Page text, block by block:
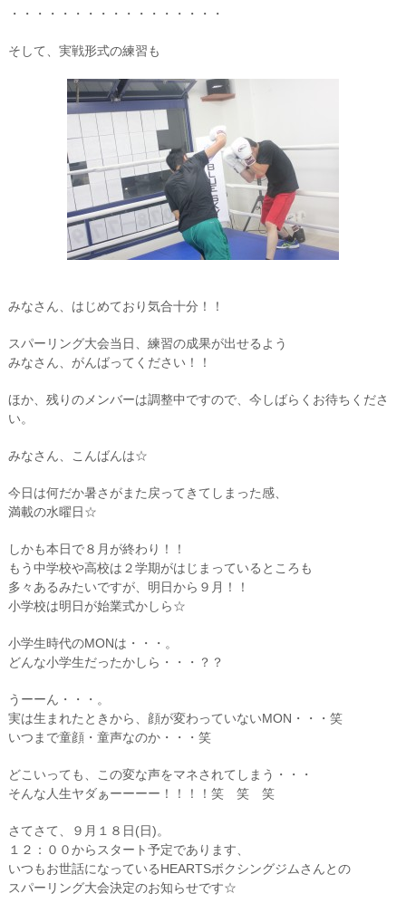
・・・・・・・・・・・・・・・・・
そして、実戦形式の練習も
みなさん、はじめており気合十分！！
スパーリング大会当日、練習の成果が出せるよう
みなさん、がんばってください！！
ほか、残りのメンバーは調整中ですので、今しばらくお待ちくださ
い。
みなさん、こんばんは☆
今日は何だか暑さがまた戻ってきてしまった感、
満載の水曜日☆
しかも本日で８月が終わり！！
もう中学校や高校は２学期がはじまっているところも
多々あるみたいですが、明日から９月！！
小学校は明日が始業式かしら☆
小学生時代のMONは・・・。
どんな小学生だったかしら・・・？？
うーーん・・・。
実は生まれたときから、顔が変わっていないMON・・・笑
いつまで童顔・童声なのか・・・笑
どこいっても、この変な声をマネされてしまう・・・
そんな人生ヤダぁーーーー！！！！笑 笑 笑
さてさて、９月１８日(日)。
１２：００からスタート予定であります、
いつもお世話になっているHEARTSボクシングジムさんとの
スパーリング大会決定のお知らせです☆